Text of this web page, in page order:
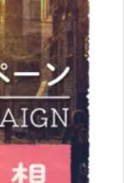
023922130754
031445076848
784776050017